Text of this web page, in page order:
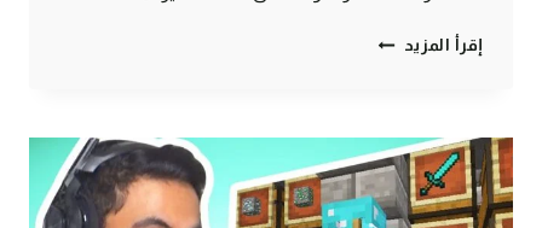
إقرأ المزيد ماين
أخيرا
حظي
صار
حلو